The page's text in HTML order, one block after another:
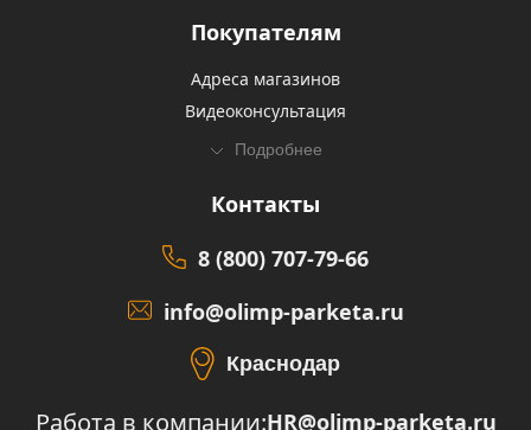
Покупателям
Адреса магазинов
Видеоконсультация
Подробнее
Контакты
8 (800) 707-79-66
info@olimp-parketa.ru
Краснодар
Работа в компании:HR@olimp-parketa.ru